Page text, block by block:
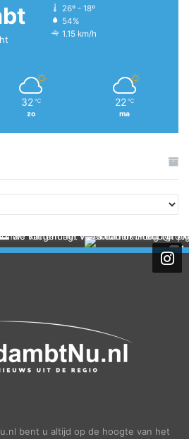
26º - 18º
54%
1.15 km/h
32 ℃
zo
22 ℃
ma
bent u altijd op de hoogte van het